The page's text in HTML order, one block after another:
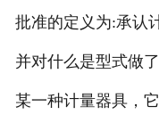
批准的定义为:承认
并对什么是型式做
某一种计量器具，